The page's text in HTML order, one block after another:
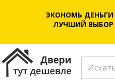
ЭКОНОМЬ
ЛУЧШИЙ ВЫБОР